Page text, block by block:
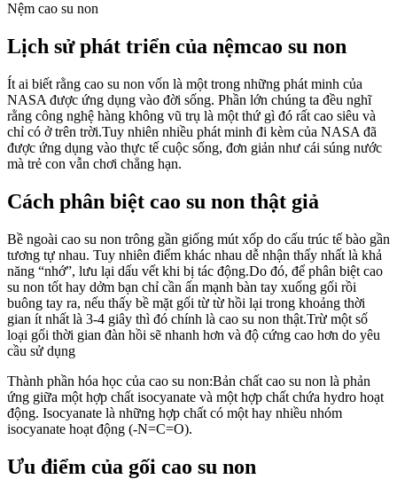
Nệm cao su non
Lịch sử phát triển của nệmcao su non
Ít ai biết rằng cao su non vốn là một trong những phát minh của
NASA được ứng dụng vào đời sống. Phần lớn chúng ta đều nghĩ
rằng công nghệ hàng không vũ trụ là một thứ gì đó rất cao siêu và
chỉ có ở trên trời.Tuy nhiên nhiều phát minh đi kèm của NASA đã
được ứng dụng vào thực tế cuộc sống, đơn giản như cái súng nước
mà trẻ con vẫn chơi chẳng hạn.
Cách phân biệt cao su non thật giả
Bề ngoài cao su non trông gần giống mút xốp do cấu trúc tế bào gần
tương tự nhau. Tuy nhiên điểm khác nhau dễ nhận thấy nhất là khả
năng “nhớ”, lưu lại dấu vết khi bị tác động.Do đó, để phân biệt cao
su non tốt hay dởm bạn chỉ cần ấn mạnh bàn tay xuống gối rồi
buông tay ra, nếu thấy bề mặt gối từ từ hồi lại trong khoảng thời
gian ít nhất là 3-4 giây thì đó chính là cao su non thật.Trừ một số
loại gối thời gian đàn hồi sẽ nhanh hơn và độ cứng cao hơn do yêu
cầu sử dụng
Thành phần hóa học của cao su non:Bản chất cao su non là phản
ứng giữa một hợp chất isocyanate và một hợp chất chứa hydro hoạt
động. Isocyanate là những hợp chất có một hay nhiều nhóm
isocyanate hoạt động (-N=C=O).
Ưu điểm của gối cao su non